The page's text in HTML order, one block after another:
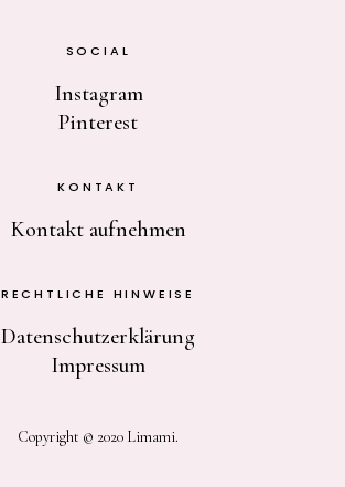
SOCIAL
Instagram
Pinterest
KONTAKT
Kontakt aufnehmen
RECHTLICHE HINWEISE
Datenschutzerklärung
Impressum
Copyright © 2020 Limami